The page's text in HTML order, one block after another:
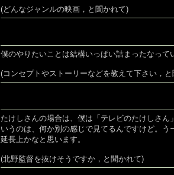
(どんなジャンルの映画，と聞かれて)
僕のやりたいことは結構いっぱい詰まったなって
(コンセプトやストーリーなどを教えて下さい，
たけしさんの場合は、僕は「テレビのたけしさん
いうのは、何か別の感じで見てるんですけど。う
延長上かなと思います。
(北野監督を抜けそうですか，と聞かれて)